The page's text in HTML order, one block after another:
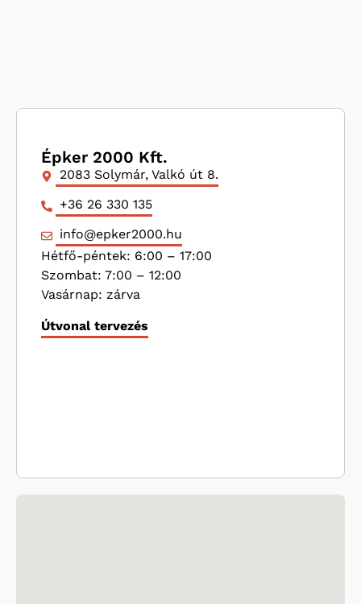
Épker 2000 Kft.
2083 Solymár, Valkó út 8.
+36 26 330 135
info@epker2000.hu
Hétfő-péntek: 6:00 – 17:00
Szombat: 7:00 – 12:00
Vasárnap: zárva
Útvonal tervezés